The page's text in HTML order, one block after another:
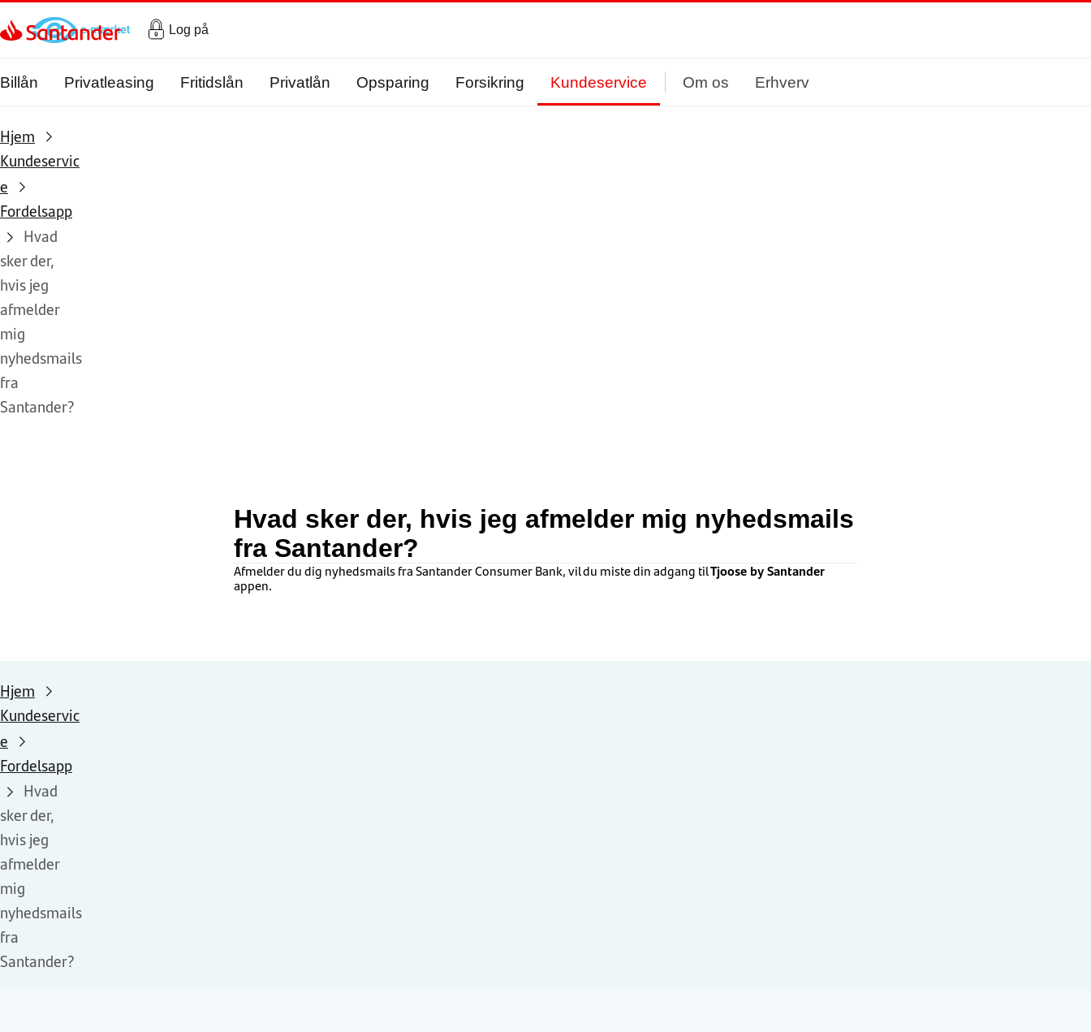
Gå til hovedindholdet
Log på
Billån Privatleasing Fritidslån Privatlån Opsparing Forsikring Kundeservice Om os Erhverv
Hjem
Kundeservic
e
Fordelsapp
Hvad
sker der,
hvis jeg
afmelder
mig
nyhedsmails
fra
Santander?
Hvad sker der, hvis jeg afmelder mig nyhedsmails
fra Santander?
Afmelder du dig nyhedsmails fra Santander Consumer Bank, vil du miste din adgang tilTjoose by Santander
appen.
Hjem
Kundeservic
e
Fordelsapp
Hvad
sker der,
hvis jeg
afmelder
mig
nyhedsmails
fra
Santander?